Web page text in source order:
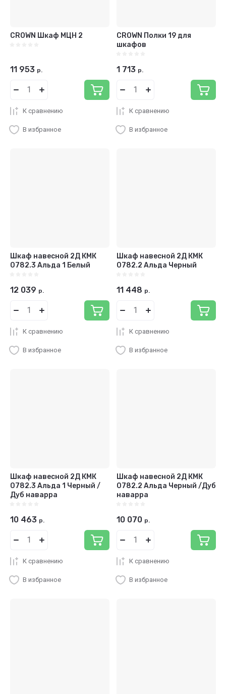
CROWN Шкаф МЦН 2
11 953 р.
К сравнению
В избранное
CROWN Полки 19 для
шкафов
1 713 р.
К сравнению
В избранное
Шкаф навесной 2Д КМК
0782.3 Альда 1 Белый
12 039 р.
К сравнению
В избранное
Шкаф навесной 2Д КМК
0782.2 Альда Черный
11 448 р.
К сравнению
В избранное
Шкаф навесной 2Д КМК
0782.3 Альда 1 Черный /
Дуб наварра
10 463 р.
К сравнению
В избранное
Шкаф навесной 2Д КМК
0782.2 Альда Черный /Дуб
наварра
10 070 р.
К сравнению
В избранное